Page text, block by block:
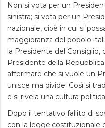
Non si vota per un
sinistra; si vota per un
nazionale, cioè in cui si
maggioranza del popolo
la Presidente del
Presidente della
affermare che si vuole un
unisce ma divide. Così si
e si rivela una cultura
Dopo il tentativo fallito di
con la legge costituzionale